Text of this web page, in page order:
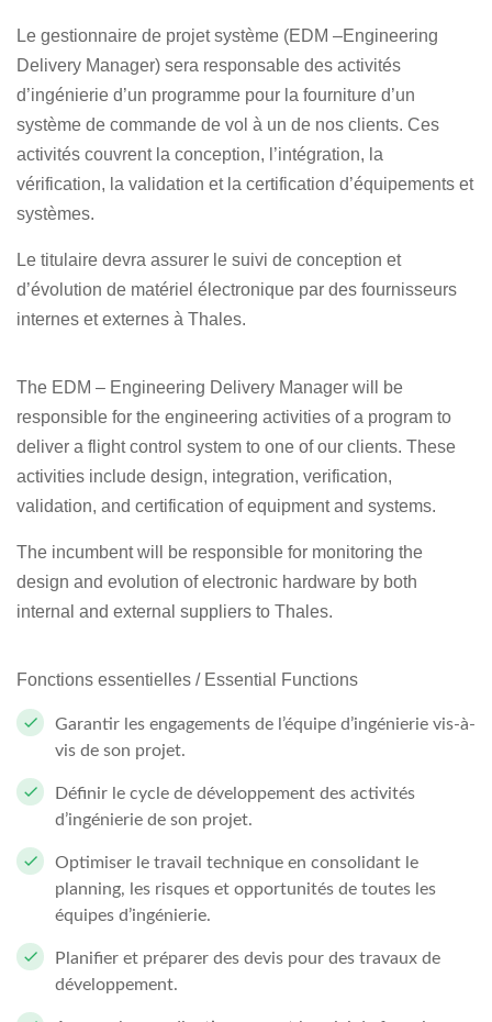
Le gestionnaire de projet système (EDM –Engineering
Delivery Manager) sera responsable des activités
d’ingénierie d’un programme pour la fourniture d’un
système de commande de vol à un de nos clients. Ces
activités couvrent la conception, l’intégration, la
vérification, la validation et la certification d’équipements et
systèmes.
Le titulaire devra assurer le suivi de conception et
d’évolution de matériel électronique par des fournisseurs
internes et externes à Thales.
The EDM – Engineering Delivery Manager will be
responsible for the engineering activities of a program to
deliver a flight control system to one of our clients. These
activities include design, integration, verification,
validation, and certification of equipment and systems.
The incumbent will be responsible for monitoring the
design and evolution of electronic hardware by both
internal and external suppliers to Thales.
Fonctions essentielles / Essential Functions
Garantir les engagements de l’équipe d’ingénierie vis-à-
vis de son projet.
Définir le cycle de développement des activités
d’ingénierie de son projet.
Optimiser le travail technique en consolidant le
planning, les risques et opportunités de toutes les
équipes d’ingénierie.
Planifier et préparer des devis pour des travaux de
développement.